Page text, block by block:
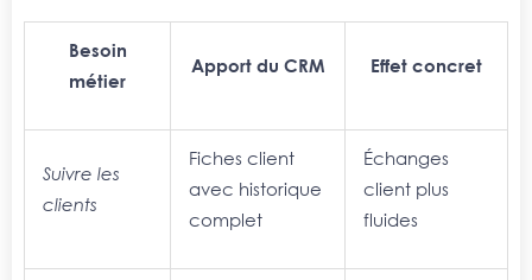
Besoin
métier
Apport du CRM Effet concret
Suivre les
clients
Fiches client
avec historique
complet
Échanges
client plus
fluides